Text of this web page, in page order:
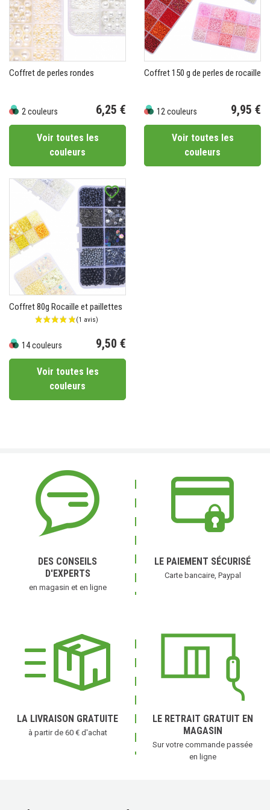
(4 avis)
Coffret de perles rondes
2 couleurs 6,25 €
Voir toutes les
couleurs
Coffret 150 g de perles de rocaille
12 couleurs 9,95 €
Voir toutes les
couleurs
favorite_border
Coffret 80g Rocaille et paillettes
14 couleurs 9,50 €
Voir toutes les
couleurs
DES CONSEILS
D'EXPERTS
en magasin et en ligne
LE PAIEMENT SÉCURISÉ
Carte bancaire, Paypal
LA LIVRAISON GRATUITE
à partir de 60 € d'achat
LE RETRAIT GRATUIT EN
MAGASIN
Sur votre commande passée
en ligne